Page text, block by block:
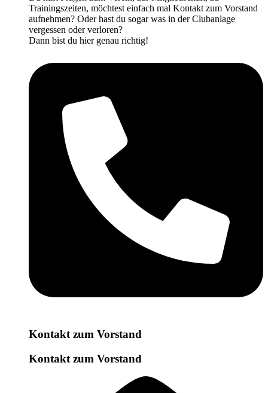
Trainingszeiten, möchtest einfach mal Kontakt zum Vorstand
aufnehmen? Oder hast du sogar was in der Clubanlage
vergessen oder verloren?
Dann bist du hier genau richtig!
Kontakt zum Vorstand
Kontakt zum Vorstand